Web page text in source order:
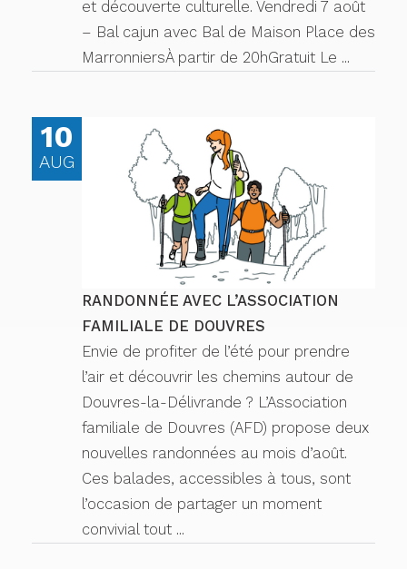
et découverte culturelle. Vendredi 7 août
– Bal cajun avec Bal de Maison Place des
MarronniersÀ partir de 20hGratuit Le ...
10
AUG
RANDONNÉE AVEC L’ASSOCIATION
FAMILIALE DE DOUVRES
Envie de profiter de l’été pour prendre
l’air et découvrir les chemins autour de
Douvres-la-Délivrande ? L’Association
familiale de Douvres (AFD) propose deux
nouvelles randonnées au mois d’août.
Ces balades, accessibles à tous, sont
l’occasion de partager un moment
convivial tout ...